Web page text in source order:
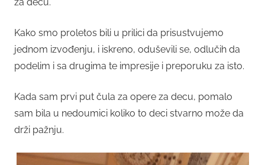
Kako smo proletos bili u prilici da prisustvujemo
jednom izvođenju, i iskreno, oduševili se, odlučih da
podelim i sa drugima te impresije i preporuku za isto.
Kada sam prvi put čula za opere za decu, pomalo
sam bila u nedoumici koliko to deci stvarno može da
drži pažnju.